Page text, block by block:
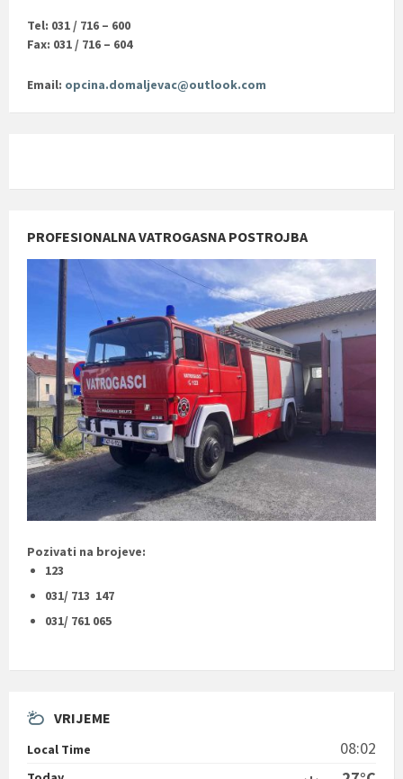
Tel: 031 / 716 – 600
Fax: 031 / 716 – 604
Email: opcina.domaljevac@outlook.com
PROFESIONALNA VATROGASNA POSTROJBA
Pozivati na brojeve:
123
031/ 713 147
031/ 761 065
VRIJEME
Local Time 08:02